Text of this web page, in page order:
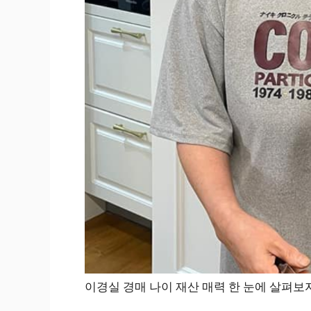
이경실 경매 나이 재산 매력 한 눈에 살펴보